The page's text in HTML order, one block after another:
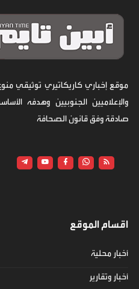
موقع إخباري كاريكاتيري توثيقي
والإعلاميين الجنوبيين وهدفه
صادقة وفق قانون الصحافة
اقسام الموقع
أخبار محلية
أخبار وتقارير